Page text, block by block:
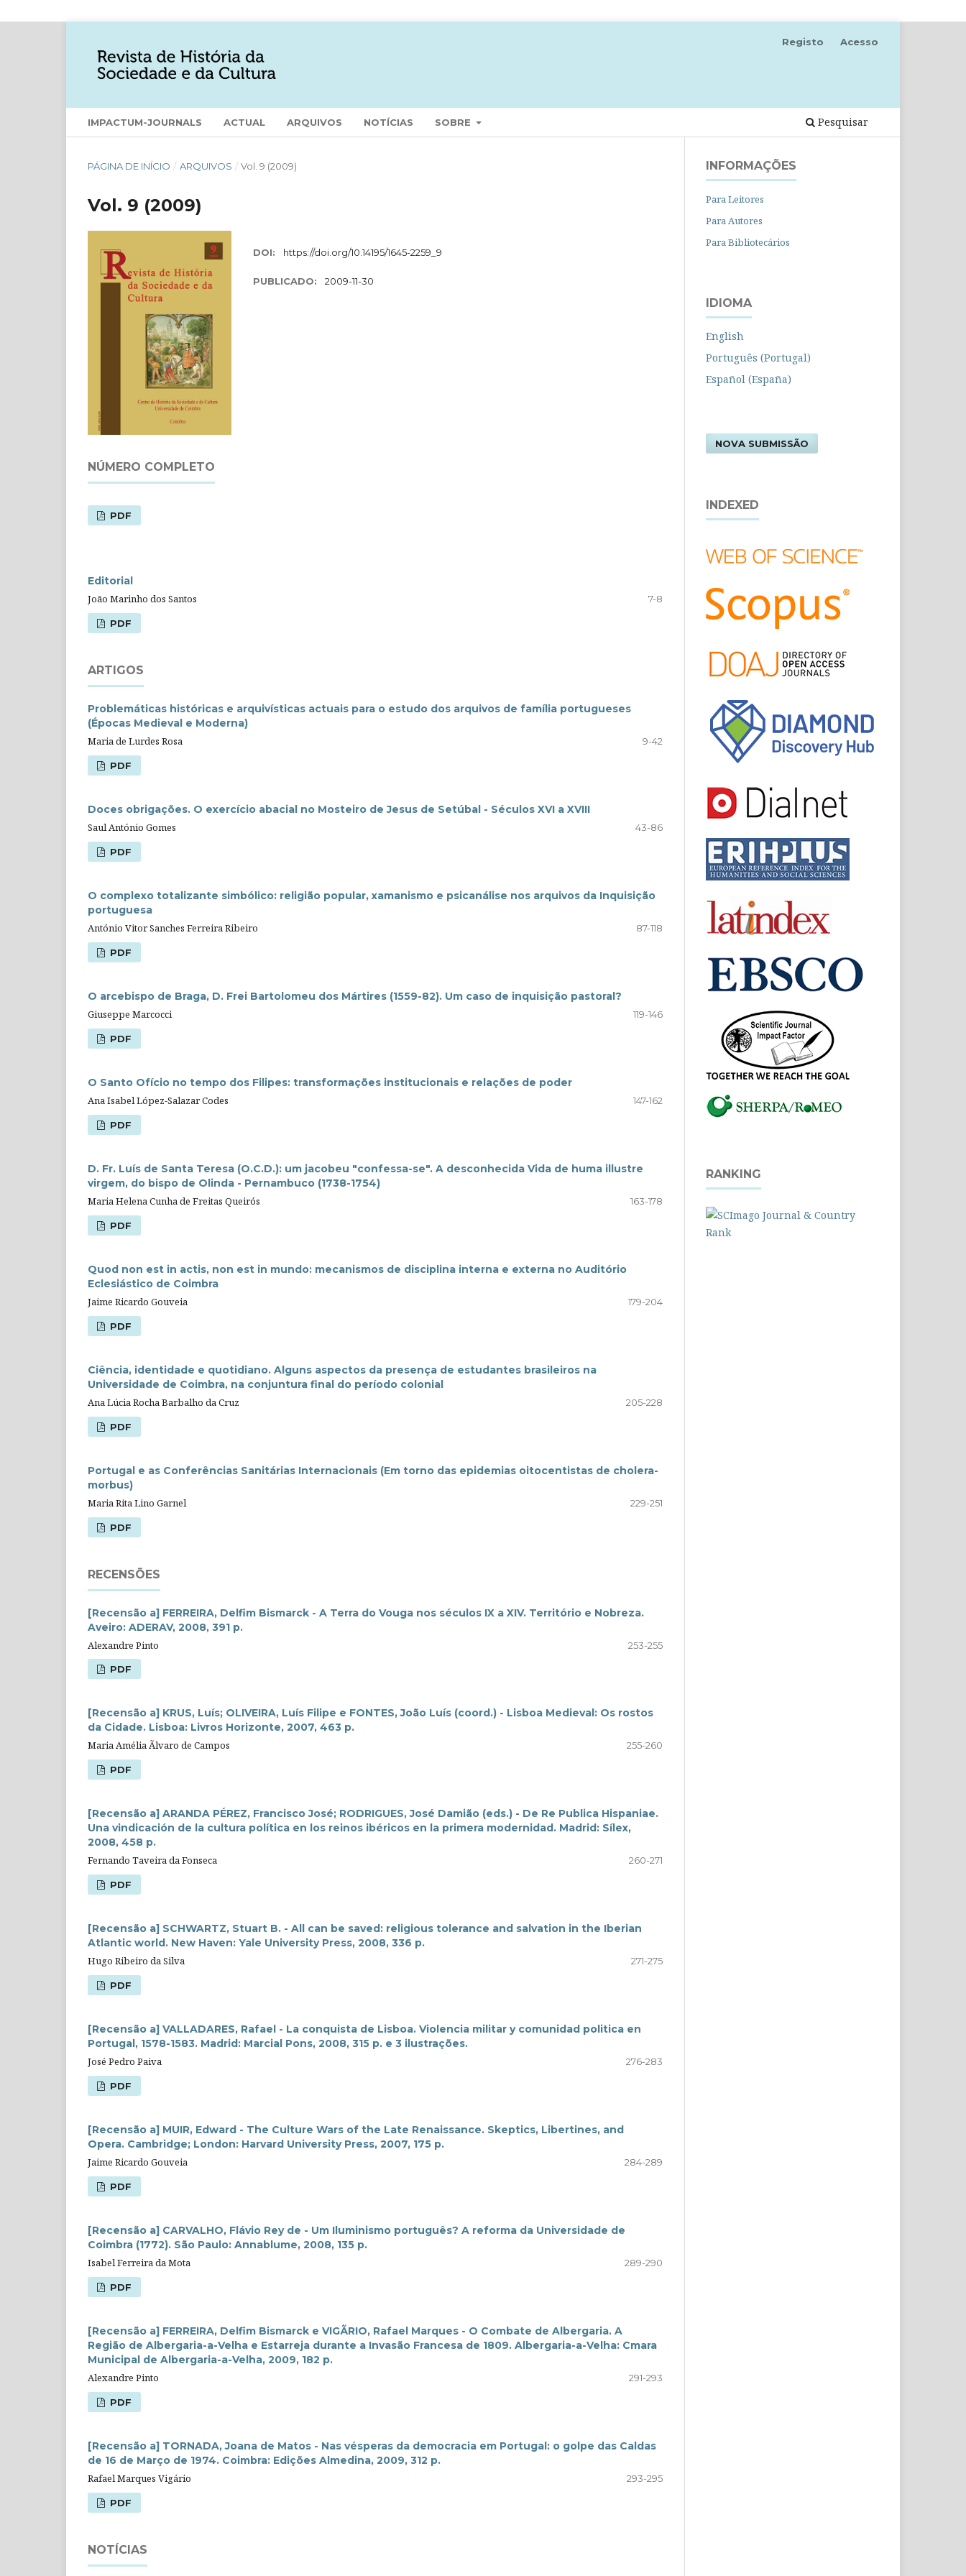
IMPACTUM-JOURNALS ACTUAL ARQUIVOS NOTÍCIAS SOBRE Pesquisar
Registo Acesso
PÁGINA DE INÍCIO / ARQUIVOS / Vol. 9 (2009)
Vol. 9 (2009)
DOI: https://doi.org/10.14195/1645-2259_9
PUBLICADO: 2009-11-30
NÚMERO COMPLETO
PDF
Editorial
João Marinho dos Santos
7-8
PDF
ARTIGOS
Problemáticas históricas e arquivísticas actuais para o estudo dos arquivos de família portugueses
(Épocas Medieval e Moderna)
Maria de Lurdes Rosa
9-42
PDF
Doces obrigações. O exercício abacial no Mosteiro de Jesus de Setúbal - Séculos XVI a XVIII
Saul António Gomes
43-86
PDF
O complexo totalizante simbólico: religião popular, xamanismo e psicanálise nos arquivos da Inquisição
portuguesa
António Vitor Sanches Ferreira Ribeiro
87-118
PDF
O arcebispo de Braga, D. Frei Bartolomeu dos Mártires (1559-82). Um caso de inquisição pastoral?
Giuseppe Marcocci
119-146
PDF
O Santo Ofício no tempo dos Filipes: transformações institucionais e relações de poder
Ana Isabel López-Salazar Codes
147-162
PDF
D. Fr. Luís de Santa Teresa (O.C.D.): um jacobeu "confessa-se". A desconhecida Vida de huma illustre
virgem, do bispo de Olinda - Pernambuco (1738-1754)
Maria Helena Cunha de Freitas Queirós
163-178
PDF
Quod non est in actis, non est in mundo: mecanismos de disciplina interna e externa no Auditório
Eclesiástico de Coimbra
Jaime Ricardo Gouveia
179-204
PDF
Ciência, identidade e quotidiano. Alguns aspectos da presença de estudantes brasileiros na
Universidade de Coimbra, na conjuntura final do período colonial
Ana Lúcia Rocha Barbalho da Cruz
205-228
PDF
Portugal e as Conferências Sanitárias Internacionais (Em torno das epidemias oitocentistas de cholera-
morbus)
Maria Rita Lino Garnel
229-251
PDF
RECENSÕES
[Recensão a] FERREIRA, Delfim Bismarck - A Terra do Vouga nos séculos IX a XIV. Território e Nobreza.
Aveiro: ADERAV, 2008, 391 p.
Alexandre Pinto
253-255
PDF
[Recensão a] KRUS, Luís; OLIVEIRA, Luís Filipe e FONTES, João Luís (coord.) - Lisboa Medieval: Os rostos
da Cidade. Lisboa: Livros Horizonte, 2007, 463 p.
Maria Amélia Ãlvaro de Campos
255-260
PDF
[Recensão a] ARANDA PÉREZ, Francisco José; RODRIGUES, José Damião (eds.) - De Re Publica Hispaniae.
Una vindicación de la cultura política en los reinos ibéricos en la primera modernidad. Madrid: Sílex,
2008, 458 p.
Fernando Taveira da Fonseca
260-271
PDF
[Recensão a] SCHWARTZ, Stuart B. - All can be saved: religious tolerance and salvation in the Iberian
Atlantic world. New Haven: Yale University Press, 2008, 336 p.
Hugo Ribeiro da Silva
271-275
PDF
[Recensão a] VALLADARES, Rafael - La conquista de Lisboa. Violencia militar y comunidad politica en
Portugal, 1578-1583. Madrid: Marcial Pons, 2008, 315 p. e 3 ilustrações.
José Pedro Paiva
276-283
PDF
[Recensão a] MUIR, Edward - The Culture Wars of the Late Renaissance. Skeptics, Libertines, and
Opera. Cambridge; London: Harvard University Press, 2007, 175 p.
Jaime Ricardo Gouveia
284-289
PDF
[Recensão a] CARVALHO, Flávio Rey de - Um Iluminismo português? A reforma da Universidade de
Coimbra (1772). São Paulo: Annablume, 2008, 135 p.
Isabel Ferreira da Mota
289-290
PDF
[Recensão a] FERREIRA, Delfim Bismarck e VIGÃRIO, Rafael Marques - O Combate de Albergaria. A
Região de Albergaria-a-Velha e Estarreja durante a Invasão Francesa de 1809. Albergaria-a-Velha: Cmara
Municipal de Albergaria-a-Velha, 2009, 182 p.
Alexandre Pinto
291-293
PDF
[Recensão a] TORNADA, Joana de Matos - Nas vésperas da democracia em Portugal: o golpe das Caldas
de 16 de Março de 1974. Coimbra: Edições Almedina, 2009, 312 p.
Rafael Marques Vigário
293-295
PDF
NOTÍCIAS
INFORMAÇÕES
Para Leitores
Para Autores
Para Bibliotecários
IDIOMA
English
Português (Portugal)
Español (España)
NOVA SUBMISSÃO
INDEXED
RANKING